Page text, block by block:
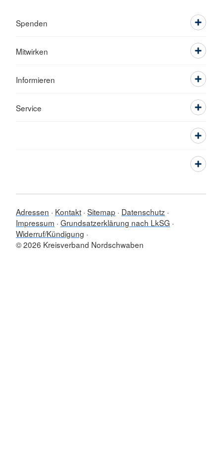
Spenden
Mitwirken
Informieren
Service
Adressen Kontakt Sitemap
Datenschutz
Impressum Grundsatzerklärung nach LkSG
Widerruf/Kündigung
© 2026 Kreisverband Nordschwaben